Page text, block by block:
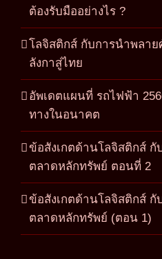
ต้องรับมืออย่างไร ?
โลจิสติกส์ กับการนำพลา
ลังกาสู่ไทย
อัพเดตแผนที่ รถไฟฟ้า
ทางในอนาคต
ข้อสังเกตด้านโลจิสติกส์ กั
ตลาดหลักทรัพย์ ตอนที่ 2
ข้อสังเกตด้านโลจิสติกส์ กั
ตลาดหลักทรัพย์ (ตอน 1)